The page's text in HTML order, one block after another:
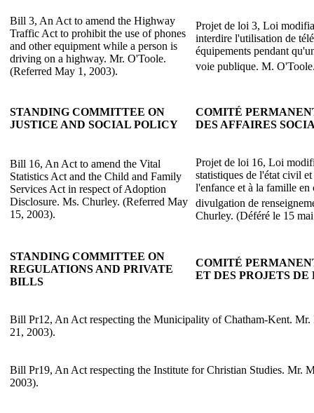
Bill 3, An Act to amend the Highway
Traffic Act to prohibit the use of phones
and other equipment while a person is
driving on a highway. Mr. O'Toole.
(Referred May 1, 2003).
Projet de loi 3, Loi
interdire l'utilisation de
équipements pendant
voie publique. M.
STANDING COMMITTEE ON
JUSTICE AND SOCIAL POLICY
COMITÉ
DES AFFAIRES
Bill 16, An Act to amend the Vital
Statistics Act and the Child and Family
Services Act in respect of Adoption
Disclosure. Ms. Churley. (Referred May
15, 2003).
Projet de loi 16, Loi
statistiques de l'état civil
l'enfance et à la famille en
divulgation de
Churley. (Déféré le 15
STANDING COMMITTEE ON
REGULATIONS AND PRIVATE
BILLS
COMITÉ
ET DES PROJETS
Bill Pr12, An Act respecting the Municipality of Chatham-Kent. Mr.
21, 2003).
Bill Pr19, An Act respecting the Institute for Christian Studies. Mr.
2003).